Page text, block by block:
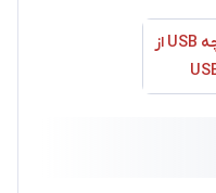
تاریخچه USB از